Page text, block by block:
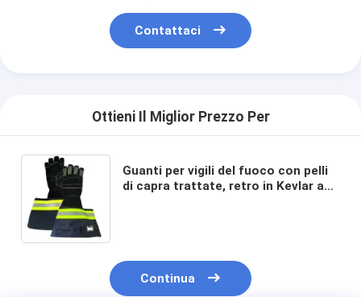
Contattaci
Ottieni Il Miglior Prezzo Per
Guanti per vigili del fuoco con pelli
di capra trattate, retro in Kevlar a
Continua